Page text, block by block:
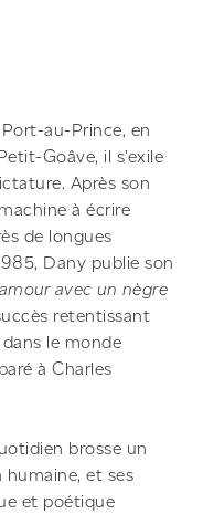
au-Prince, en
Goâve, il s’exile
Après son
à écrire
de longues
Dany publie son
avec un nègre
retentissant
le monde
à Charles
brosse un
et ses
et poétique